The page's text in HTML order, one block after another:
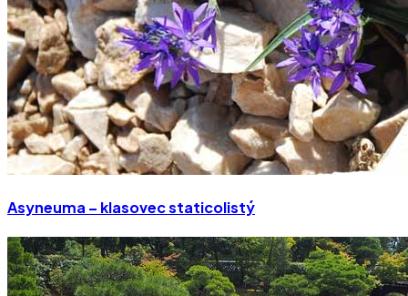
Asyneuma – klasovec staticolistý